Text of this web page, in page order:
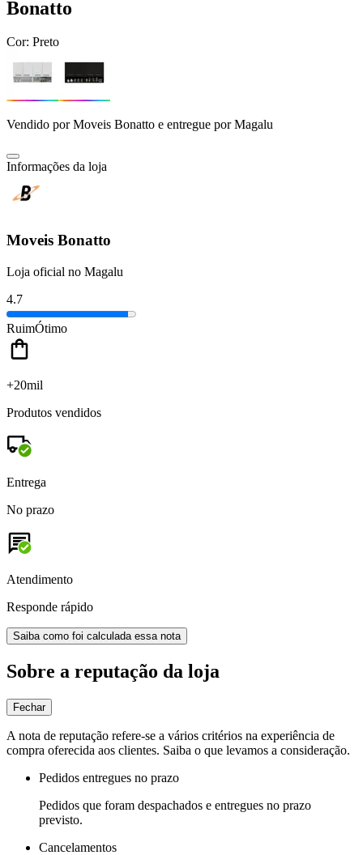
Bonatto
Cor: Preto
Vendido porMoveis Bonatto e entregue por Magalu
Informações da loja
Moveis Bonatto
Loja oficial no Magalu
4.7
RuimÓtimo
+20mil
Produtos vendidos
Entrega
No prazo
Atendimento
Responde rápido
Saiba como foi calculada essa nota
Sobre a reputação da loja
Fechar
A nota de reputação refere-se a vários critérios na experiência de
compra oferecida aos clientes. Saiba o que levamos a consideração.
Pedidos entregues no prazo
Pedidos que foram despachados e entregues no prazo
previsto.
Cancelamentos